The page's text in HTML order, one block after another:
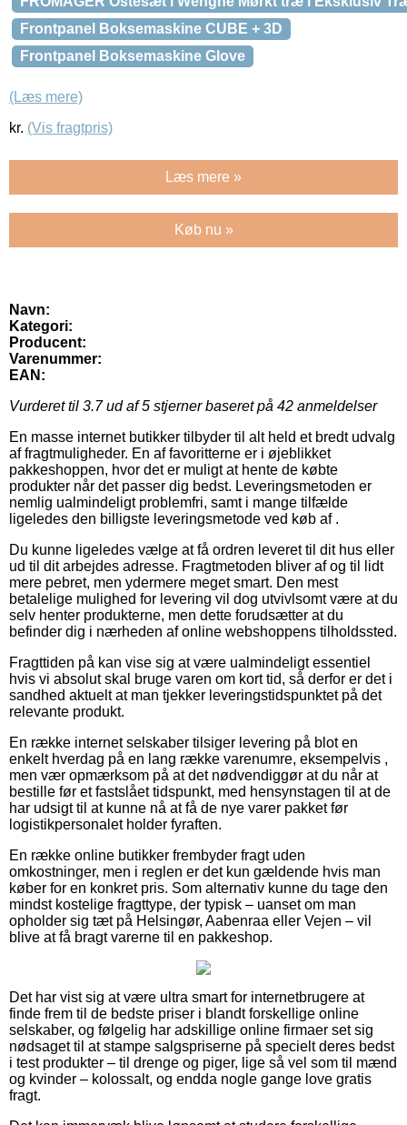
Frontpanel Boksemaskine CUBE + 3D
Frontpanel Boksemaskine Glove
(Læs mere)
kr. (Vis fragtpris)
Læs mere »
Køb nu »
Navn:
Kategori:
Producent:
Varenummer:
EAN:
Vurderet til 3.7ud af 5 stjerner baseret på 42 anmeldelser
En masse internet butikker tilbyder til alt held et bredt udvalg
af fragtmuligheder. En af favoritterne er i øjeblikket
pakkeshoppen, hvor det er muligt at hente de købte
produkter når det passer dig bedst. Leveringsmetoden er
nemlig ualmindeligt problemfri, samt i mange tilfælde
ligeledes den billigste leveringsmetode ved køb af .
Du kunne ligeledes vælge at få ordren leveret til dit hus eller
ud til dit arbejdes adresse. Fragtmetoden bliver af og til lidt
mere pebret, men ydermere meget smart. Den mest
betalelige mulighed for levering vil dog utvivlsomt være at du
selv henter produkterne, men dette forudsætter at du
befinder dig i nærheden af online webshoppens tilholdssted.
Fragttiden på kan vise sig at være ualmindeligt essentiel
hvis vi absolut skal bruge varen om kort tid, så derfor er det i
sandhed aktuelt at man tjekker leveringstidspunktet på det
relevante produkt.
En række internet selskaber tilsiger levering på blot en
enkelt hverdag på en lang række varenumre, eksempelvis ,
men vær opmærksom på at det nødvendiggør at du når at
bestille før et fastslået tidspunkt, med hensynstagen til at de
har udsigt til at kunne nå at få de nye varer pakket før
logistikpersonalet holder fyraften.
En række online butikker frembyder fragt uden
omkostninger, men i reglen er det kun gældende hvis man
køber for en konkret pris. Som alternativ kunne du tage den
mindst kostelige fragttype, der typisk – uanset om man
opholder sig tæt på Helsingør, Aabenraa eller Vejen – vil
blive at få bragt varerne til en pakkeshop.
Det har vist sig at være ultra smart for internetbrugere at
finde frem til de bedste priser i blandt forskellige online
selskaber, og følgelig har adskillige online firmaer set sig
nødsaget til at stampe salgspriserne på specielt deres bedst
i test produkter – til drenge og piger, lige så vel som til mænd
og kvinder – kolossalt, og endda nogle gange love gratis
fragt.